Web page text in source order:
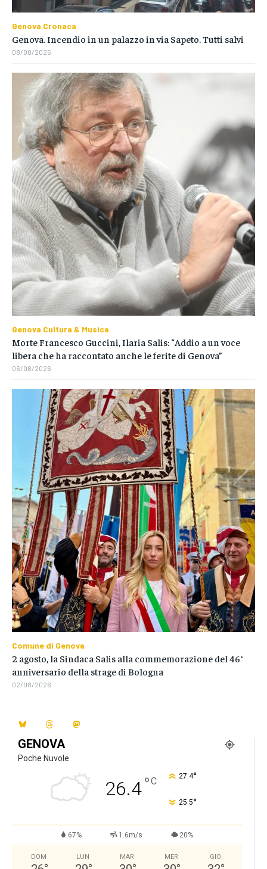
GENOVA
Poche Nuvole
26.4°C 27.4°
25.5°
67% 1.6m/s 20%
DOM LUN MAR MER GIO
Genova Cronaca
Genova. Incendio in un palazzo in via Sapeto. Tutti salvi
08/08/2026
Genova Cultura & Musica
Morte Francesco Guccini, Ilaria Salis: “Addio a un voce
libera che ha raccontato anche le ferite di Genova”
06/08/2026
Comune di Genova
2 agosto, la Sindaca Salis alla commemorazione del 46°
anniversario della strage di Bologna
02/08/2026